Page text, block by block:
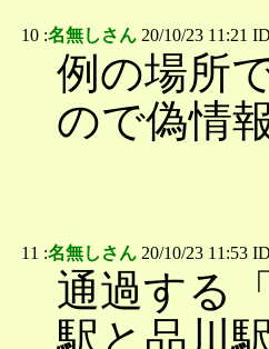
10 :名無しさん 20/10/23 11:21
例の場所
ので偽情
11 :名無しさん 20/10/23 11:53
通過する
駅と品川